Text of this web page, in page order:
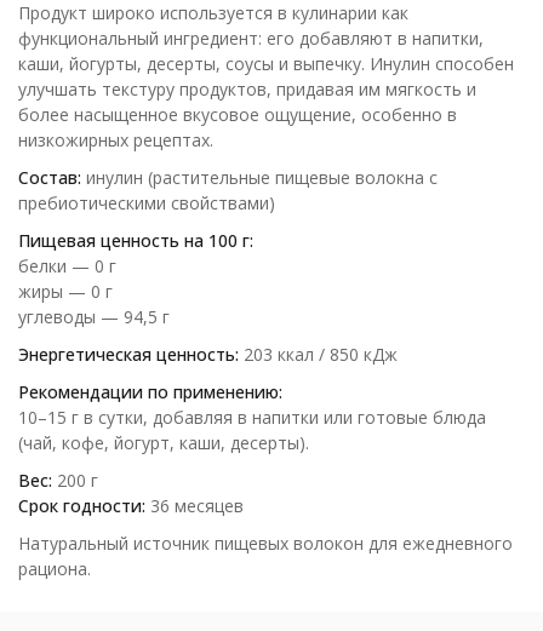
Продукт широко используется в кулинарии как
функциональный ингредиент: его добавляют в напитки,
каши, йогурты, десерты, соусы и выпечку. Инулин способен
улучшать текстуру продуктов, придавая им мягкость и
более насыщенное вкусовое ощущение, особенно в
низкожирных рецептах.
Состав: инулин (растительные пищевые волокна с
пребиотическими свойствами)
Пищевая ценность на 100 г:
белки — 0 г
жиры — 0 г
углеводы — 94,5 г
Энергетическая ценность: 203 ккал / 850 кДж
Рекомендации по применению:
10–15 г в сутки, добавляя в напитки или готовые блюда
(чай, кофе, йогурт, каши, десерты).
Вес: 200 г
Срок годности: 36 месяцев
Натуральный источник пищевых волокон для ежедневного
рациона.